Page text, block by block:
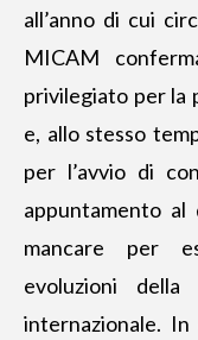
all’anno di cui
MICAM
privilegiato per la
e, allo stesso
per l’avvio di
appuntamento
mancare per
evoluzioni
internazionale.